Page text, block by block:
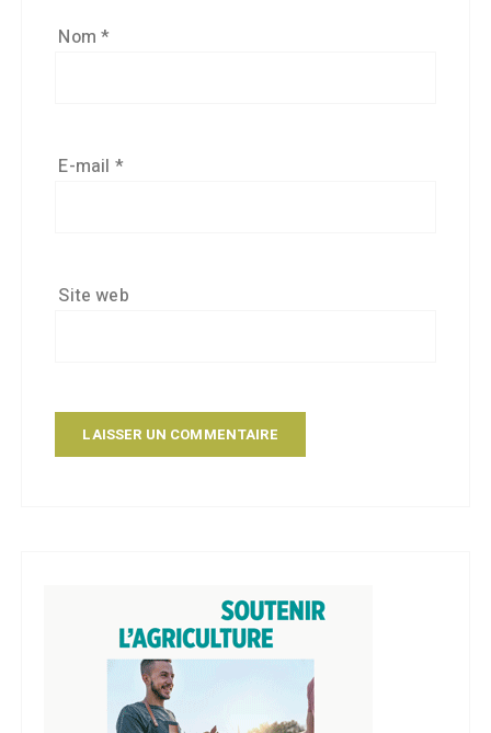
Nom*
E-mail *
Site web